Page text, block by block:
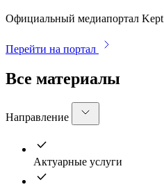
Официальный медиапортал Kept
Перейти на портал
Все материалы
Направление
Актуарные услуги